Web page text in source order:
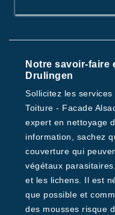
Notre savoir-faire
Drulingen
Sollicitez les
Toiture - Facade
expert en nettoyage
information, sachez
couverture qui
végétaux
et les lichens. Il est
que possible et
des mousses risque